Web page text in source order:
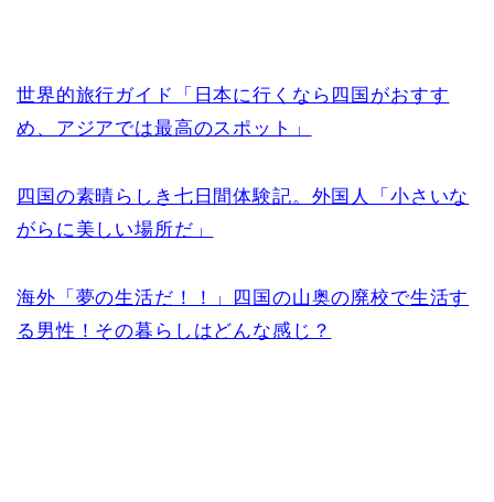
世界的旅行ガイド「日本に行くなら四国がおすす
め、アジアでは最高のスポット」
四国の素晴らしき七日間体験記。外国人「小さいな
がらに美しい場所だ」
海外「夢の生活だ！！」四国の山奥の廃校で生活す
る男性！その暮らしはどんな感じ？